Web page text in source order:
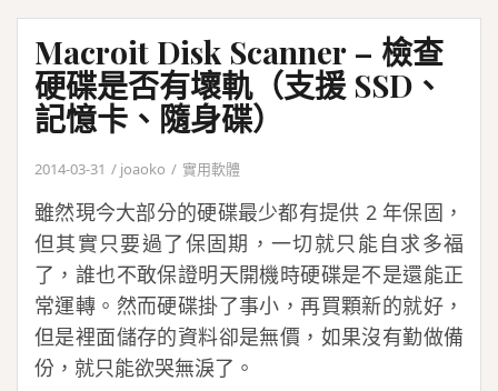
Macroit Disk Scanner – 檢查
硬碟是否有壞軌（支援 SSD、
記憶卡、隨身碟）
2014-03-31 joaoko 實用軟體
雖然現今大部分的硬碟最少都有提供 2 年保固，
但其實只要過了保固期，一切就只能自求多福
了，誰也不敢保證明天開機時硬碟是不是還能正
常運轉。然而硬碟掛了事小，再買顆新的就好，
但是裡面儲存的資料卻是無價，如果沒有勤做備
份，就只能欲哭無淚了。